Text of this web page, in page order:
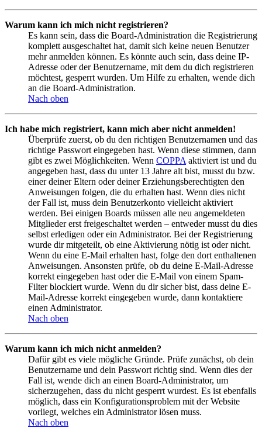
Warum kann ich mich nicht registrieren?
Es kann sein, dass die Board-Administration die Registrierung
komplett ausgeschaltet hat, damit sich keine neuen Benutzer
mehr anmelden können. Es könnte auch sein, dass deine IP-
Adresse oder der Benutzername, mit dem du dich registrieren
möchtest, gesperrt wurden. Um Hilfe zu erhalten, wende dich
an die Board-Administration.
Nach oben
Ich habe mich registriert, kann mich aber nicht anmelden!
Überprüfe zuerst, ob du den richtigen Benutzernamen und das
richtige Passwort eingegeben hast. Wenn diese stimmen, dann
gibt es zwei Möglichkeiten. Wenn COPPA aktiviert ist und du
angegeben hast, dass du unter 13 Jahre alt bist, musst du bzw.
einer deiner Eltern oder deiner Erziehungsberechtigten den
Anweisungen folgen, die du erhalten hast. Wenn dies nicht
der Fall ist, muss dein Benutzerkonto vielleicht aktiviert
werden. Bei einigen Boards müssen alle neu angemeldeten
Mitglieder erst freigeschaltet werden – entweder musst du dies
selbst erledigen oder ein Administrator. Bei der Registrierung
wurde dir mitgeteilt, ob eine Aktivierung nötig ist oder nicht.
Wenn du eine E-Mail erhalten hast, folge den dort enthaltenen
Anweisungen. Ansonsten prüfe, ob du deine E-Mail-Adresse
korrekt eingegeben hast oder die E-Mail von einem Spam-
Filter blockiert wurde. Wenn du dir sicher bist, dass deine E-
Mail-Adresse korrekt eingegeben wurde, dann kontaktiere
einen Administrator.
Nach oben
Warum kann ich mich nicht anmelden?
Dafür gibt es viele mögliche Gründe. Prüfe zunächst, ob dein
Benutzername und dein Passwort richtig sind. Wenn dies der
Fall ist, wende dich an einen Board-Administrator, um
sicherzugehen, dass du nicht gesperrt wurdest. Es ist ebenfalls
möglich, dass ein Konfigurationsproblem mit der Website
vorliegt, welches ein Administrator lösen muss.
Nach oben